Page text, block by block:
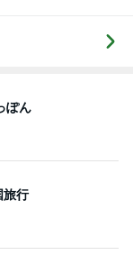
ぽん
旅行